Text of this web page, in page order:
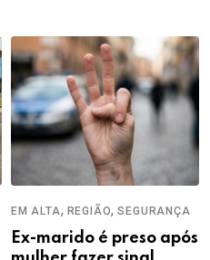
EM ALTA, REGIÃO,SEGURANÇA
Ex-marido é preso após